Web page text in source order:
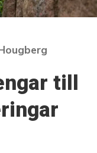
till